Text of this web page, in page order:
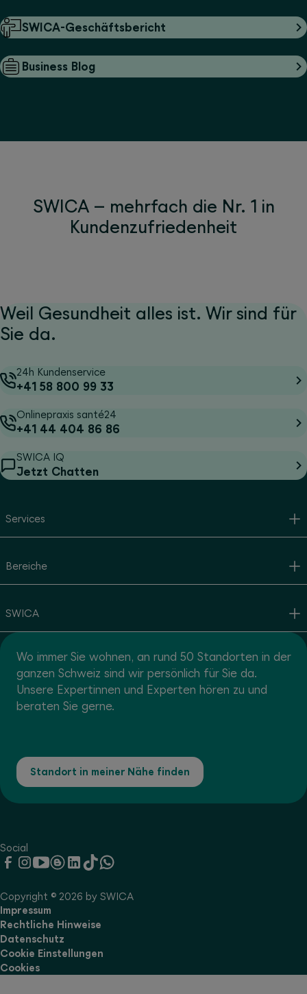
SWICA-Geschäftsbericht
Business Blog
SWICA – mehrfach die Nr. 1 in
Kundenzufriedenheit
Weil Gesundheit alles ist. Wir sind für
Sie da.
24h Kundenservice
+41 58 800 99 33
Onlinepraxis santé24
+41 44 404 86 86
SWICA IQ
Jetzt Chatten
Services
Bereiche
SWICA
Wo immer Sie wohnen, an rund 50 Standorten in der
ganzen Schweiz sind wir persönlich für Sie da.
Unsere Expertinnen und Experten hören zu und
beraten Sie gerne.
Standort in meiner Nähe finden
Social
Copyright © 2026 by SWICA
Impressum
Rechtliche Hinweise
Datenschutz
Cookie Einstellungen
Cookies